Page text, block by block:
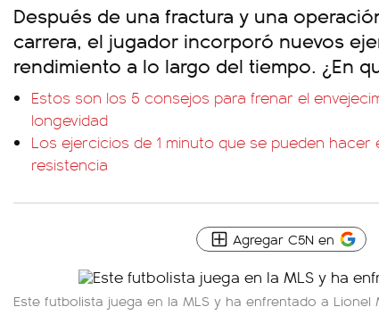
Después de una fractura y una
carrera, el jugador incorporó nuevos
rendimiento a lo largo del tiempo. ¿En
Estos son los 5 consejos para frenar el
longevidad
Los ejercicios de 1 minuto que se pueden
resistencia
Agregar C5N en
Este futbolista juega en la MLS y ha enfrentado a Lionel